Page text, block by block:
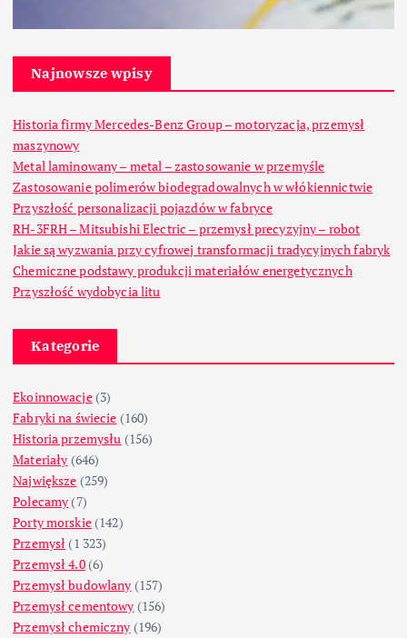
Najnowsze wpisy
Historia firmy Mercedes-Benz Group – motoryzacja, przemysł
maszynowy
Metal laminowany – metal – zastosowanie w przemyśle
Zastosowanie polimerów biodegradowalnych w włókiennictwie
Przyszłość personalizacji pojazdów w fabryce
RH-3FRH – Mitsubishi Electric – przemysł precyzyjny – robot
Jakie są wyzwania przy cyfrowej transformacji tradycyjnych fabryk
Chemiczne podstawy produkcji materiałów energetycznych
Przyszłość wydobycia litu
Kategorie
Ekoinnowacje(3)
Fabryki na świecie (160)
Historia przemysłu (156)
Materiały (646)
Największe (259)
Polecamy (7)
Porty morskie(142)
Przemysł (1 323)
Przemysł 4.0(6)
Przemysł budowlany (157)
Przemysł cementowy (156)
Przemysł chemiczny (196)